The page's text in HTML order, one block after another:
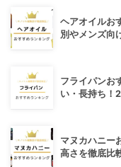
ヘアオイルお
別やメンズ向
フライパンお
い・長持ち！
マヌカハニー
高さを徹底比